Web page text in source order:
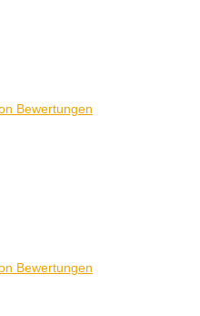
Bewertungen
Bewertungen